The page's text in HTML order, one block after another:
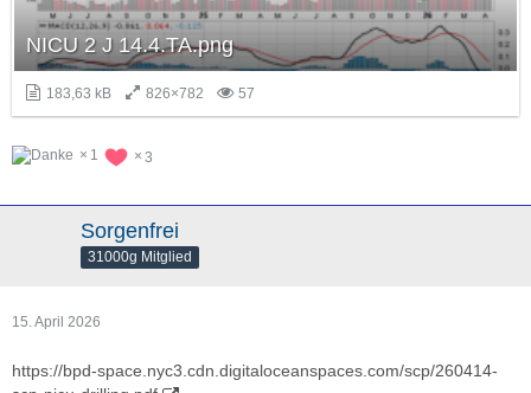
NICU 2 J 14.4.TA.png
183,63 kB 826×782 57
1 3
Sorgenfrei
31000g Mitglied
15. April 2026
https://bpd-space.nyc3.cdn.digitaloceanspaces.com/scp/260414-